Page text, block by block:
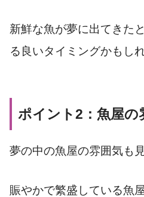
新鮮な魚が夢に出てきた
る良いタイミングかもし
ポイント2：魚屋の
夢の中の魚屋の雰囲気も
賑やかで繁盛している魚